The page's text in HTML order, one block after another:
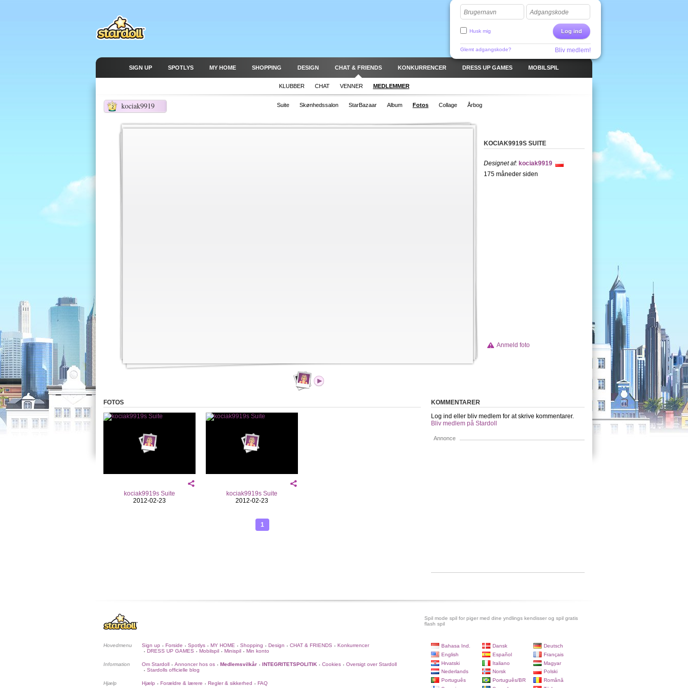
Brugernavn Adgangskode
Log ind
Husk mig
Glemt adgangskode? Bliv medlem!
SIGN UP SPOTLYS MY HOME SHOPPING DESIGN CHAT & FRIENDS KONKURRENCER DRESS UP GAMES MOBILSPIL
KLUBBER CHAT VENNER MEDLEMMER
kociak9919
2 Suite Skønhedssalon StarBazaar Album Fotos Collage Årbog
KOCIAK9919S SUITE
Designet af: kociak9919
175 måneder siden
Anmeld foto
FOTOS
kociak9919s Suite
2012-02-23
kociak9919s Suite
2012-02-23
1
KOMMENTARER
Log ind eller bliv medlem for at skrive kommentarer.
Bliv medlem på Stardoll
Annonce
Spil mode spil for piger med dine yndlings kendisser og spil gratis
flash spil
Hovedmenu Sign up • Forside • Spotlys • MY HOME • Shopping • Design • CHAT & FRIENDS • Konkurrencer
• DRESS UP GAMES • Mobilspil • Minispil • Min konto
Information Om Stardoll • Annoncer hos os • Medlemsvilkår • INTEGRITETSPOLITIK • Cookies • Oversigt over Stardoll
• Stardolls officielle blog
Hjælp Hjælp • Forældre & lærere • Regler & sikkerhed • FAQ
Bahasa Ind. Dansk
Deutsch
English
Español
Français
Hrvatski
Italiano
Magyar
Nederlands
Norsk
Polski
Português
Português/BR
Română